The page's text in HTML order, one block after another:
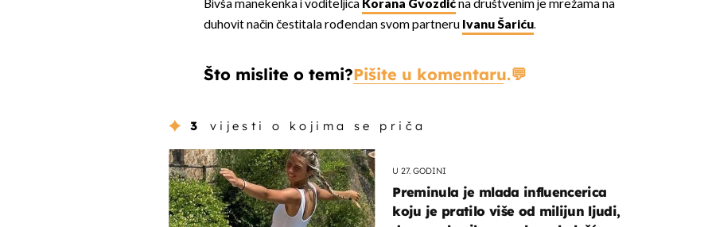
Bivša manekenka i voditeljica Korana Gvozdićna društvenim je mrežama na
duhovit način čestitala rođendan svom partneru Ivanu Šariću.
Što mislite o temi?Pišite u komentaru.
3 vijesti o kojima se priča
U 27. GODINI
Preminula je mlada influencerica
koju je pratilo više od milijun ljudi,